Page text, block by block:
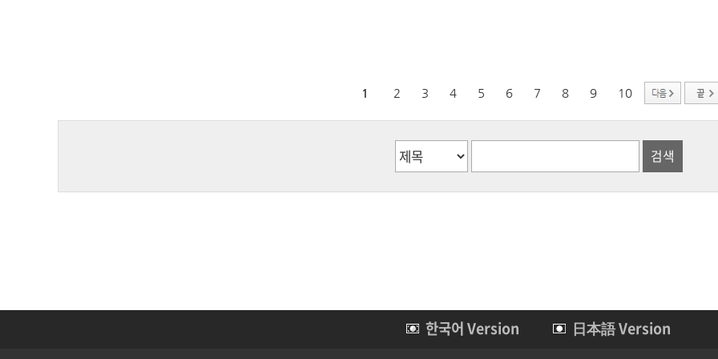
1 2 3 4 5 6 7 8 9 10
한국어 Version 日本語 Version